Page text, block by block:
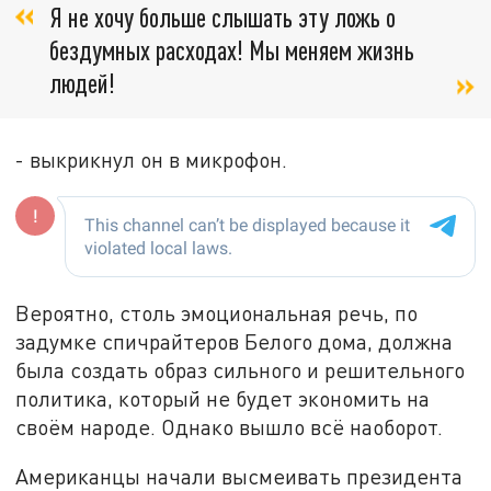
Я не хочу больше слышать эту ложь о
бездумных расходах! Мы меняем жизнь
людей!
- выкрикнул он в микрофон.
Вероятно, столь эмоциональная речь, по
задумке спичрайтеров Белого дома, должна
была создать образ сильного и решительного
политика, который не будет экономить на
своём народе. Однако вышло всё наоборот.
Американцы начали высмеивать президента